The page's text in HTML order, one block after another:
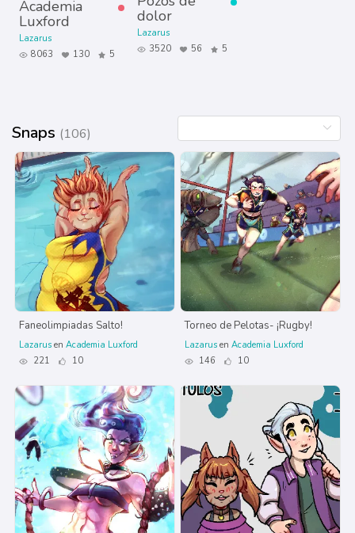
Academia
Luxford
Lazarus
8063
130 5
dolor
Lazarus
3520
56 5
Snaps (106)
Faneolimpiadas Salto!
Lazarus en Academia Luxford
221
10
Torneo de Pelotas- ¡Rugby!
Lazarus en Academia Luxford
146
10